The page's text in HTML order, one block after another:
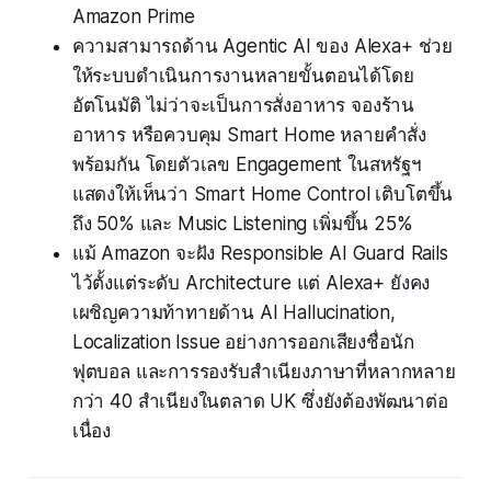
Amazon Prime
ความสามารถด้าน Agentic AI ของ Alexa+ ช่วย
ให้ระบบดำเนินการงานหลายขั้นตอนได้โดย
อัตโนมัติ ไม่ว่าจะเป็นการสั่งอาหาร จองร้าน
อาหาร หรือควบคุม Smart Home หลายคำสั่ง
พร้อมกัน โดยตัวเลข Engagement ในสหรัฐฯ
แสดงให้เห็นว่า Smart Home Control เติบโตขึ้น
ถึง 50% และ Music Listening เพิ่มขึ้น 25%
แม้ Amazon จะฝัง Responsible AI Guard Rails
ไว้ตั้งแต่ระดับ Architecture แต่ Alexa+ ยังคง
เผชิญความท้าทายด้าน AI Hallucination,
Localization Issue อย่างการออกเสียงชื่อนัก
ฟุตบอล และการรองรับสำเนียงภาษาที่หลากหลาย
กว่า 40 สำเนียงในตลาด UK ซึ่งยังต้องพัฒนาต่อ
เนื่อง